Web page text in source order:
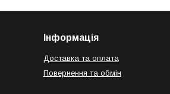
Інформація
Доставка та оплата
Повернення та обмін